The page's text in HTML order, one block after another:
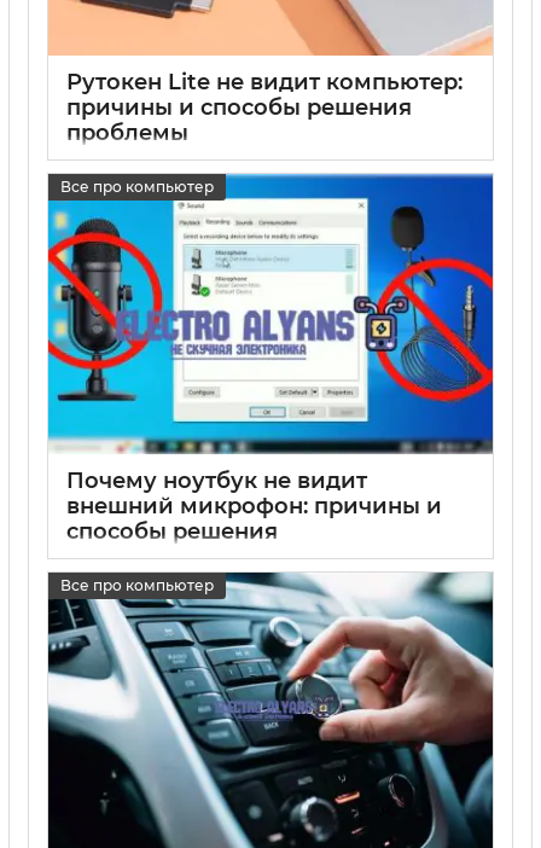
Рутокен Lite не видит компьютер:
причины и способы решения
проблемы
Все про компьютер
Почему ноутбук не видит
внешний микрофон: причины и
способы решения
Все про компьютер